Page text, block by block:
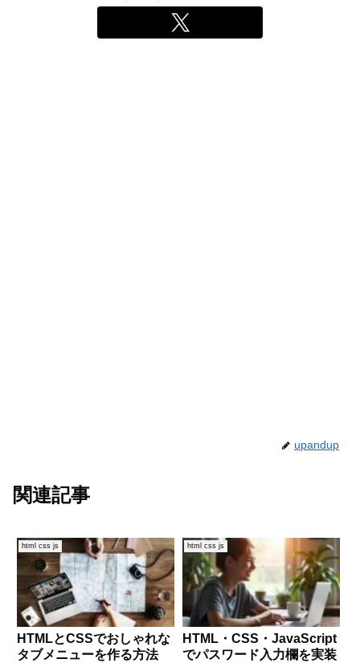
upandup
関連記事
html css js
HTMLとCSSでおしゃれな
タブメニューを作る方法
html css js
HTML・CSS・JavaScript
でパスワード入力欄を実装